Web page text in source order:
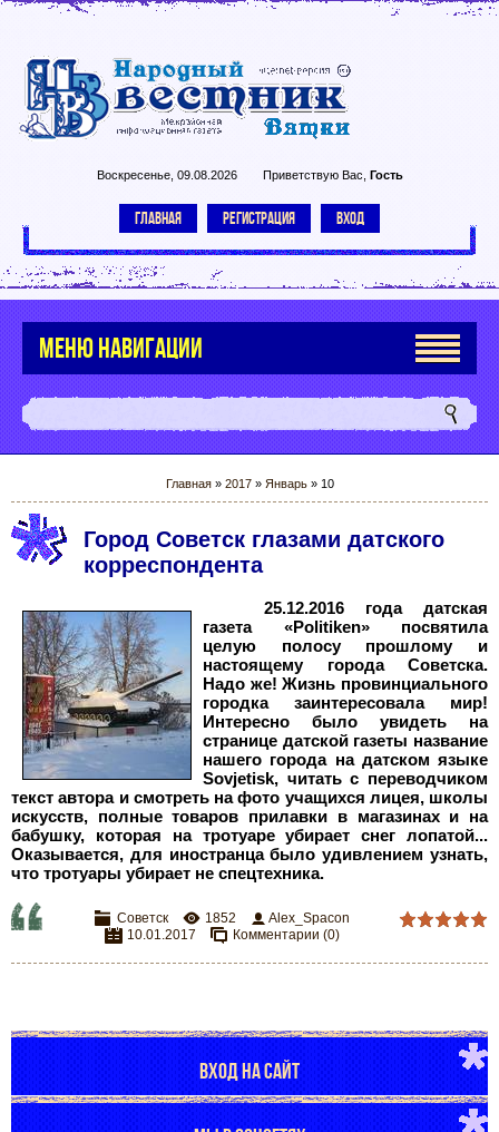
Воскресенье, 09.08.2026 Приветствую Вас Гость
ГЛАВНАЯ РЕГИСТРАЦИЯ ВХОД
МЕНЮ НАВИГАЦИИ
Главная» 2017 » Январь » 10
Город Советск глазами датского
корреспондента
25.12.2016 года датская
газета «Politiken» посвятила
целую полосу прошлому и
настоящему города Советска.
Надо же! Жизнь провинциального
городка заинтересовала мир!
Интересно было увидеть на
странице датской газеты название
нашего города на датском языке
Sovjetisk, читать с переводчиком
текст автора и смотреть на фото учащихся лицея, школы
искусств, полные товаров прилавки в магазинах и на
бабушку, которая на тротуаре убирает снег лопатой...
Оказывается, для иностранца было удивлением узнать,
что тротуары убирает не спецтехника.
Советск 1852
Alex_Spacon
10.01.2017
Комментарии (0)
ВХОД НА САЙТ